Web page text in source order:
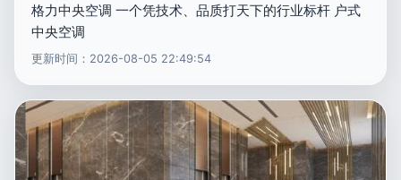
格力中央空调 一个凭技术、品质打天下的行业标杆 户式
中央空调
更新时间：2026-08-05 22:49:54